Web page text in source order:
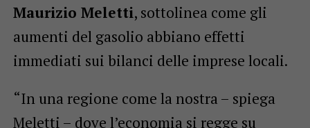
Maurizio Meletti, sottolinea come gli
aumenti del gasolio abbiano effetti
immediati sui bilanci delle imprese locali.
“In una regione come la nostra – spiega
Meletti – dove l’economia si regge su